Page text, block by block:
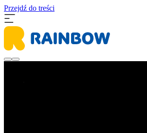
Przejdź do treści